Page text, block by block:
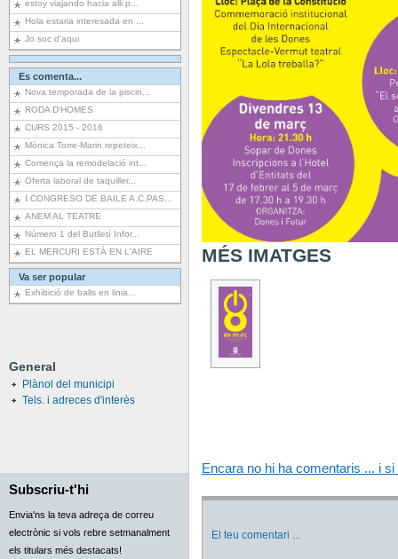
estoy viajando hacia alli p...
Hola estaria interesada en ...
Jo soc d'aqui
Es comenta...
Nova temporada de la piscin...
RODA D'HOMES
CURS 2015 - 2016
Mònica Torre-Marin repeteix...
Comença la remodelació int...
Oferta laboral de taquiller...
I CONGRESO DE BAILE A.C.PAS...
ANEM AL TEATRE
Número 1 del Butlletí Infor...
EL MERCURI ESTÀ EN L'AIRE
Va ser popular
Exhibició de balls en linia...
General
Plànol del municipi
Tels. i adreces d'interès
Subscriu-t'hi
Envia'ns la teva adreça de correu
electrònic si vols rebre setmanalment
els titulars més destacats!
MÉS IMATGES
Encara no hi ha comentaris ... i
El teu comentari ...